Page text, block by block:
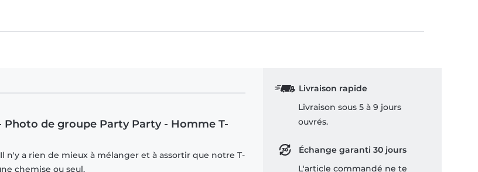
Photo de groupe Party Party - Homme T-
n'y a rien de mieux à mélanger et à assortir que notre T-
chemise ou seul.
Livraison rapide
Livraison sous 5 à 9 jours
ouvrés.
Échange garanti 30 jours
L'article commandé ne te